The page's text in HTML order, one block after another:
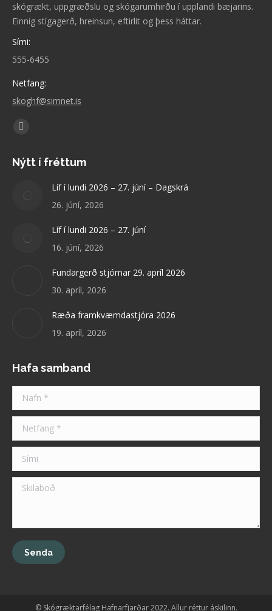
skógrækt, uppgræðslu og skógarumhirðu í upplandi bæjarins.
Einnig stígagerð, hreinsun, eftirlit og þess háttar.
Sími:
555-6455
Netfang:
skoghf@simnet.is
Find us on:
Facebook
opens
new
Nýtt í fréttum
Líf í lundi 2026 – 27. júní – Dagskrá
26. júní, 2026
Líf í lundi 2026 – 27. júní
16. júní, 2026
Fundargerð stjórnar 29. apríl 2026
30. apríl, 2026
Ræða framkvæmdastjóra 2026
19. apríl, 2026
Hafa samband
Nafn *
Netfang *
Sími
Skilaboð
Senda
© Skógræktarfélag Hafnarfjarðar 2022. Allur réttur áskilinn.